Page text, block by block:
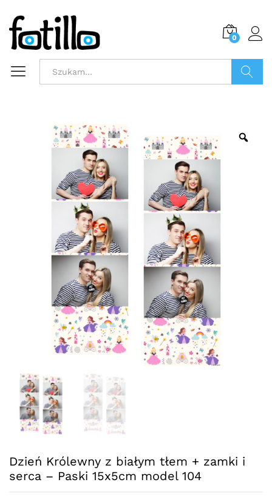
0
Dzień Królewny z białym tłem + zamki i
serca – Paski 15x5cm model 104